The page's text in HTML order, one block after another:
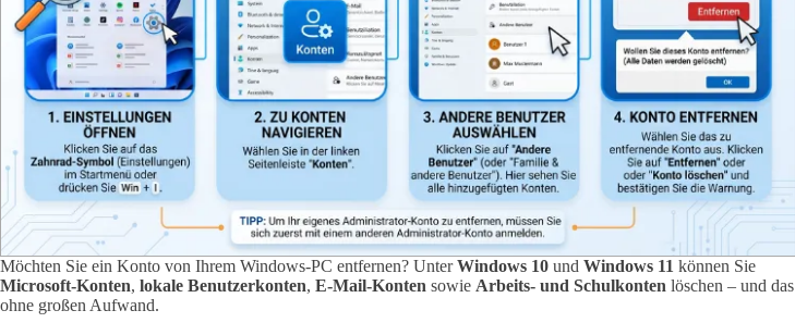
Möchten Sie ein Konto von Ihrem Windows-PC entfernen? UnterWindows 10 und Windows 11 können Sie
Microsoft-Konten, lokale Benutzerkonten, E-Mail-Konten sowie Arbeits- und Schulkonten löschen – und das
ohne großen Aufwand.